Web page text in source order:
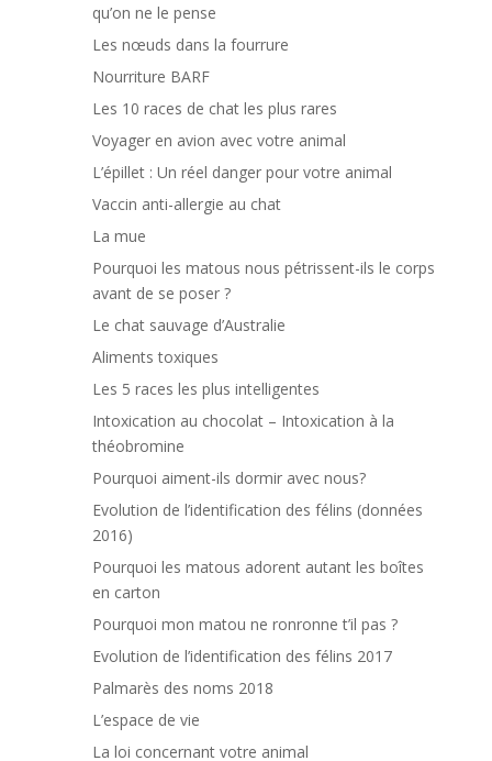
qu’on ne le pense
Les nœuds dans la fourrure
Nourriture BARF
Les 10 races de chat les plus rares
Voyager en avion avec votre animal
L’épillet : Un réel danger pour votre animal
Vaccin anti-allergie au chat
La mue
Pourquoi les matous nous pétrissent-ils le corps
avant de se poser ?
Le chat sauvage d’Australie
Aliments toxiques
Les 5 races les plus intelligentes
Intoxication au chocolat – Intoxication à la
théobromine
Pourquoi aiment-ils dormir avec nous?
Evolution de l’identification des félins (données
2016)
Pourquoi les matous adorent autant les boîtes
en carton
Pourquoi mon matou ne ronronne t’il pas ?
Evolution de l’identification des félins 2017
Palmarès des noms 2018
L’espace de vie
La loi concernant votre animal